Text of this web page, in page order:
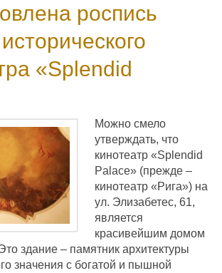
роспись
«Splendid
Можно смело
утверждать, что
кинотеатр «Splendid
Palace» (прежде –
кинотеатр «Рига») на
ул. Элизабетес, 61,
является
красивейшим домом
здание – памятник архитектуры
значения с богатой и пышной